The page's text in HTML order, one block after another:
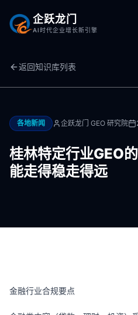
企跃龙门
AI时代企业增长新引擎
返回知识库列表
各地新闻 企跃龙门 GEO 研究院
桂林特定行业GEO
能走得稳走得远
金融行业合规要点